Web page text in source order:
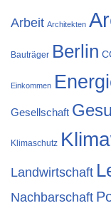
Arbeit Architekten
Bauträger Berlin
Einkommen
Gesellschaft
Klimaschutz
Landwirtschaft
Nachbarschaft